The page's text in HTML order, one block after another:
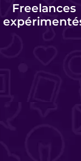
Freelances